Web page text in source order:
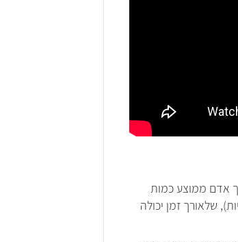
אדם ממוצע כמות
שלאורך זמן יכולה